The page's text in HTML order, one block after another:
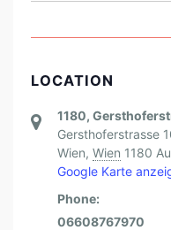
LOCATION
1180,
Gersthoferstrasse
Wien, Wien 1180
Google Karte
Phone:
06608767970